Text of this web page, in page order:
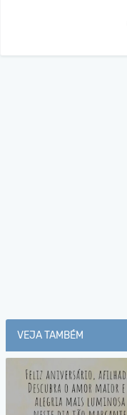
VEJA TAMBÉM